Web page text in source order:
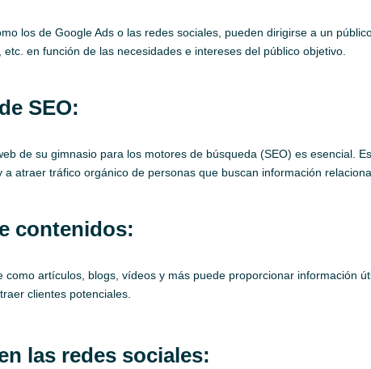
los de Google Ads o las redes sociales, pueden dirigirse a un
en función de las necesidades e intereses del público objetivo.
SEO:
de su gimnasio para los motores de búsqueda (SEO) es esencial.
a atraer tráfico orgánico de personas que buscan información
contenidos:
como artículos, blogs, vídeos y más puede proporcionar información
clientes potenciales.
las redes sociales: